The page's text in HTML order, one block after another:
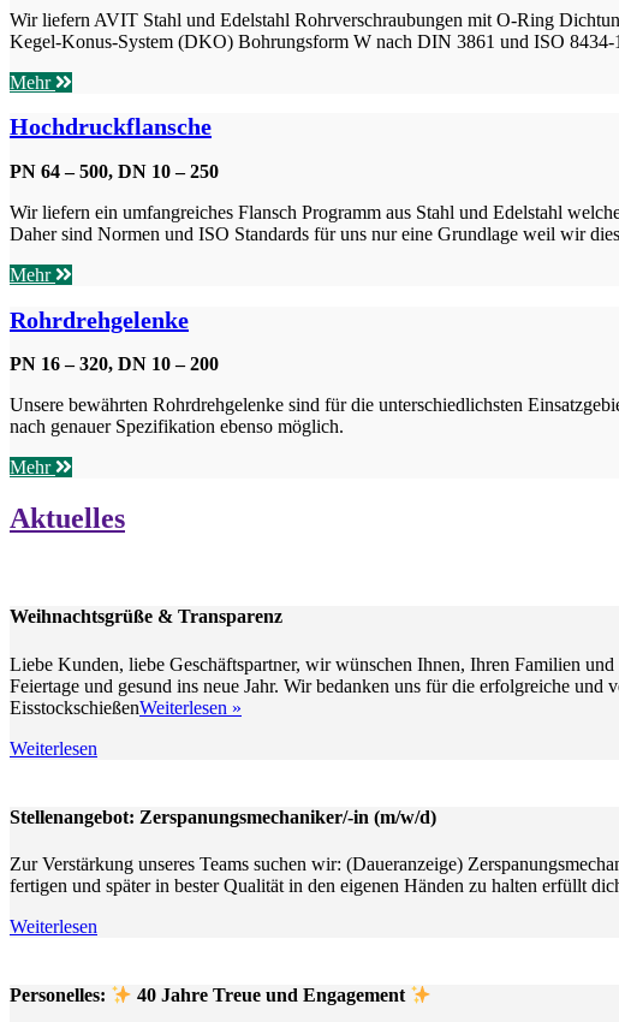
Wir liefern AVIT Stahl und Edelstahl Rohrverschraubungen mit O-Ring
Kegel-Konus-System (DKO) Bohrungsform W nach DIN 3861 und ISO 8434-
Mehr
Hochdruckflansche
PN 64 – 500, DN 10 – 250
Wir liefern ein umfangreiches Flansch Programm aus Stahl und Edelstahl
Daher sind Normen und ISO Standards für uns nur eine Grundlage weil wir
Mehr
Rohrdrehgelenke
PN 16 – 320, DN 10 – 200
Unsere bewährten Rohrdrehgelenke sind für die unterschiedlichsten
nach genauer Spezifikation ebenso möglich.
Mehr
Aktuelles
Weihnachtsgrüße & Transparenz
Liebe Kunden, liebe Geschäftspartner, wir wünschen Ihnen, Ihren Familien
Feiertage und gesund ins neue Jahr. Wir bedanken uns für die erfolgreiche
EisstockschießenWeiterlesen »
Weiterlesen
Stellenangebot: Zerspanungsmechaniker/-in (m/w/d)
Zur Verstärkung unseres Teams suchen wir: (Daueranzeige)
fertigen und später in bester Qualität in den eigenen Händen zu halten erfüllt
Weiterlesen
Personelles: 40 Jahre Treue und Engagement